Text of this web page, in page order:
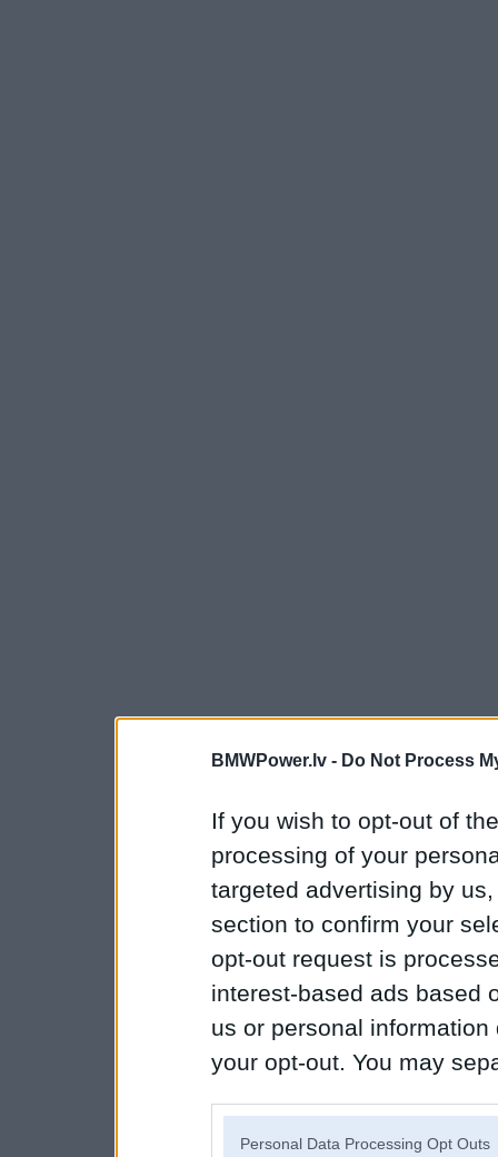
BMWPower.lv - Do Not Process
If you wish to opt-out of
processing of your
targeted advertising by
section to confirm your
opt-out request is
interest-based ads based
us or personal
your opt-out. You may
Personal Data Processing Opt Outs